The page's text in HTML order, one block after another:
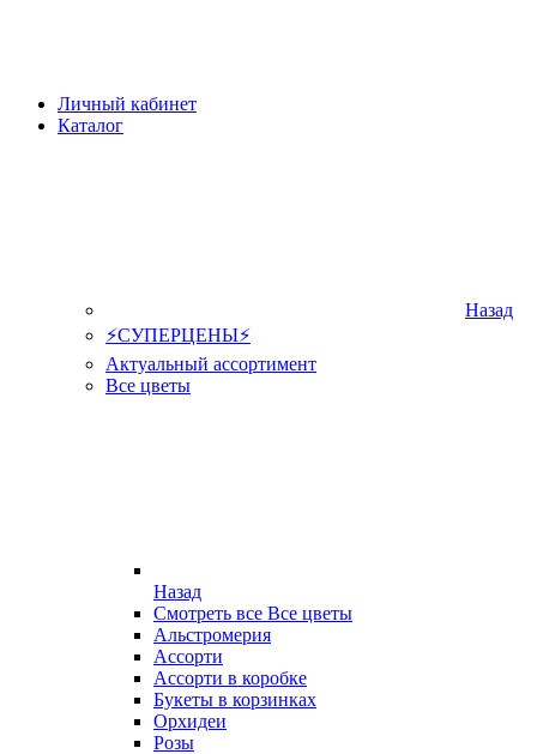
Личный кабинет
Каталог
Назад
⚡СУПЕРЦЕНЫ⚡
Актуальный ассортимент
Все цветы
Назад
Смотреть все Все цветы
Альстромерия
Ассорти
Ассорти в коробке
Букеты в корзинках
Орхидеи
Розы